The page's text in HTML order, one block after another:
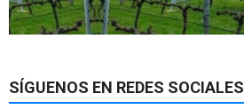
SÍGUENOS EN REDES SOCIALES